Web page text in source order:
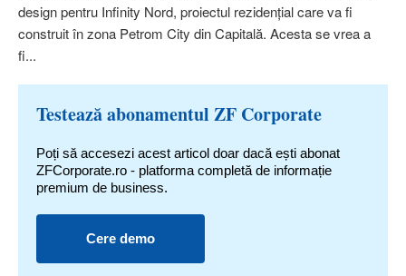
design pentru Infinity Nord, proiectul re­zi­denţial care va fi
construit în zona Petrom City din Capitală. Acesta se vrea a
fi...
Testează abonamentul ZF Corporate
Poți să accesezi acest articol doar dacă ești abonat
ZFCorporate.ro - platforma completă de informație
premium de business.
Cere demo